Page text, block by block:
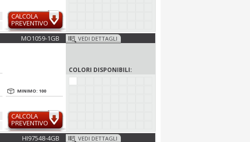
CALCOLA
PREVENTIVO
MO1059-1GB
MINIMO: 100
CALCOLA
PREVENTIVO
VEDI DETTAGLI
COLORI DISPONIBILI:
HI97548-4GB VEDI DETTAGLI